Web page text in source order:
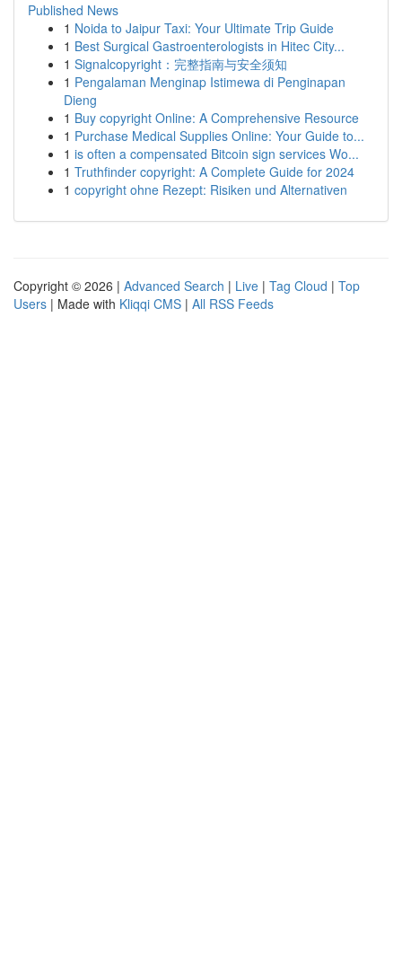
Published News
1 Noida to Jaipur Taxi: Your Ultimate Trip Guide
1 Best Surgical Gastroenterologists in Hitec City...
1 Signalcopyright：完整指南与安全须知
1 Pengalaman Menginap Istimewa di Penginapan
Dieng
1 Buy copyright Online: A Comprehensive Resource
1 Purchase Medical Supplies Online: Your Guide to...
1 is often a compensated Bitcoin sign services Wo...
1 Truthfinder copyright: A Complete Guide for 2024
1 copyright ohne Rezept: Risiken und Alternativen
Copyright © 2026 | Advanced Search | Live | Tag Cloud | Top
Users | Made with Kliqqi CMS | All RSS Feeds